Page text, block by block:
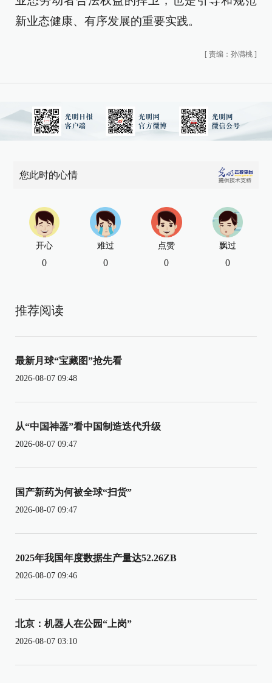
新业态健康、有序发展的重要实践。
[ 责编：孙满桃 ]
您此时的心情
开心
0
难过
0
点赞
0
飘过
0
推荐阅读
最新月球“宝藏图”抢先看
2026-08-07 09:48
从“中国神器”看中国制造迭代升级
2026-08-07 09:47
国产新药为何被全球“扫货”
2026-08-07 09:47
2025年我国年度数据生产量达52.26ZB
2026-08-07 09:46
北京：机器人在公园“上岗”
2026-08-07 03:10